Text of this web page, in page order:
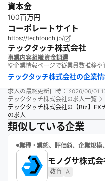
資本金
100百万円
コーポレートサイト
https://techtouch.jp/
テックタッチ株式会社
事業内容組織資金調達
💡企業情報ページで従業員数推移や
テックタッチ株式会社の企業
求人の最終更新日時： 2026/06/01
テックタッチ株式会社の求人一覧
テックタッチ株式会社の【Biz】EX
の求人
類似している企業
業種・業態、評価額、企業規
モノグサ株式会
教育 AI